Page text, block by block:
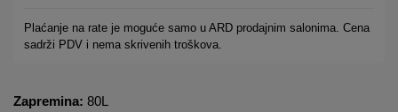
Plaćanje na rate je moguće samo u ARD prodajnim salonima. Cena
sadrži PDV i nema skrivenih troškova.
Zapremina: 80L